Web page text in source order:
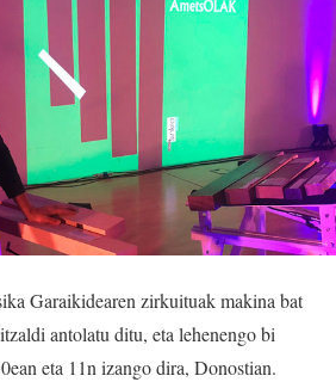
Garaikidearen zirkuituak makina bat
antolatu ditu, eta lehenengo bi
eta 11n izango dira, Donostian.